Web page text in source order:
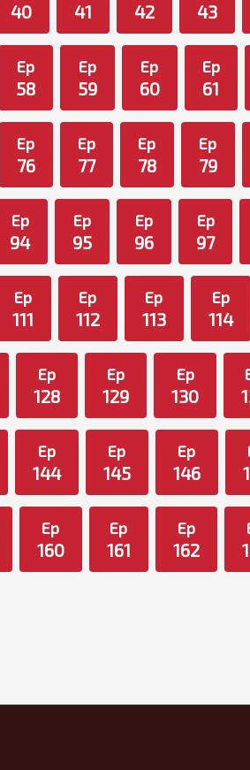
40 41 42 43
Ep
58
Ep
59
Ep
60
Ep
61
Ep
76
Ep
77
Ep
78
Ep
79
Ep
94
Ep
95
Ep
96
Ep
97
Ep
111
Ep
112
Ep
113
Ep
114
Ep
128
Ep
129
Ep
130
Ep
144
Ep
145
Ep
146
Ep
160
Ep
161
Ep
162